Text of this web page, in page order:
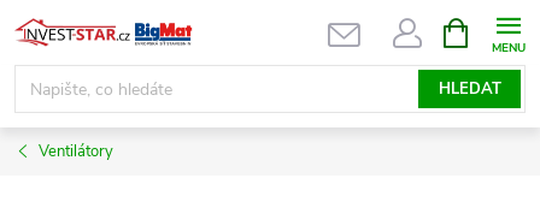
Přejít
na
obsah
HLEDAT
NÁKUPNÍ
KOŠÍK
Ventilátory